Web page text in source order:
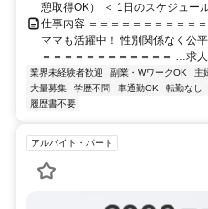
憩取得OK） ＜ 1日のスケジュー
仕事内容 ＝＝＝＝＝＝＝＝＝＝
ママも活躍中！ 性別関係なく公
＝＝＝＝＝＝＝＝＝＝＝＝
業界未経験者歓迎 副業・WワークOK 主
大量募集
学歴不問 車通勤OK 転勤なし
履歴書不要
アルバイト・パート